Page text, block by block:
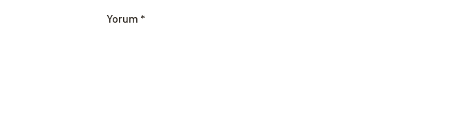
Yorum *